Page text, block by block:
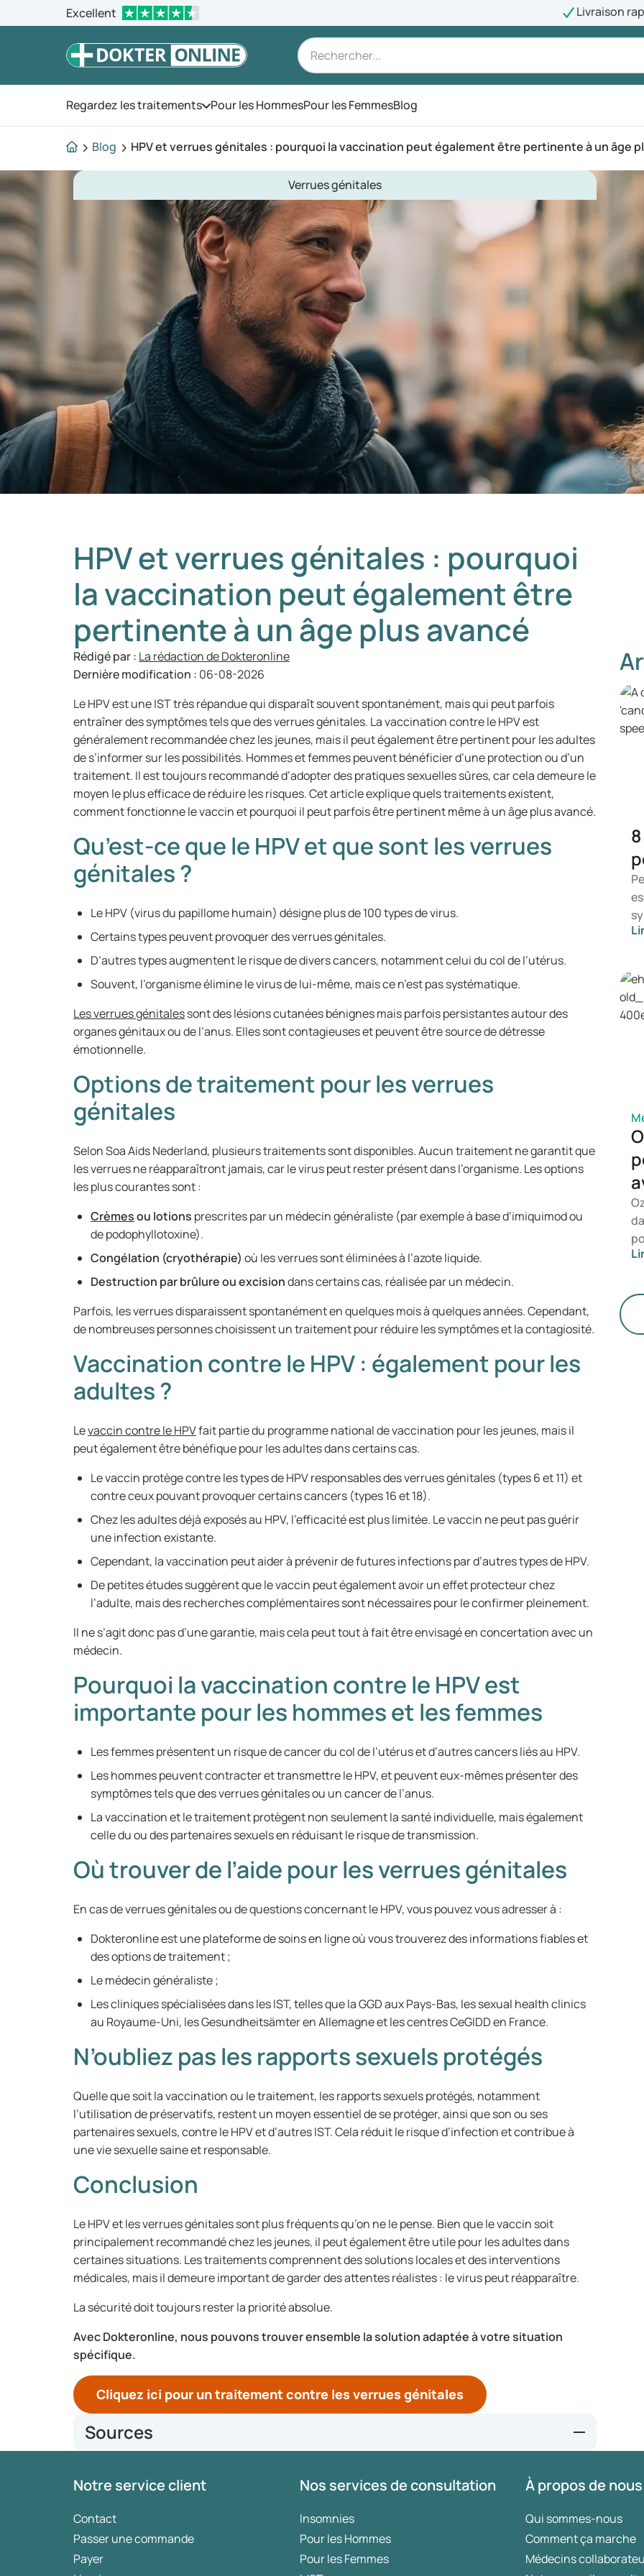
Excellent Livraison
Regardez les traitementsOuvrez le menu
Pour les HommesPour les FemmesBlog
Blog HPV et verrues génitales : pourquoi la vaccination peut également être pertinente à un âge
Verrues génitales
HPV et verrues génitales : pourquoi
la vaccination peut également être
pertinente à un âge plus avancé
Rédigé par : La rédaction de Dokteronline
Dernière modification : 06-08-2026
Le HPV est une IST très répandue qui disparaît souvent spontanément, mais qui peut parfois
entraîner des symptômes tels que des verrues génitales. La vaccination contre le HPV est
généralement recommandée chez les jeunes, mais il peut également être pertinent pour les adultes
de s’informer sur les possibilités. Hommes et femmes peuvent bénéficier d’une protection ou d’un
traitement. Il est toujours recommandé d’adopter des pratiques sexuelles sûres, car cela demeure le
moyen le plus efficace de réduire les risques. Cet article explique quels traitements existent,
comment fonctionne le vaccin et pourquoi il peut parfois être pertinent même à un âge plus avancé.
Qu’est-ce que le HPV et que sont les verrues
génitales ?
Le HPV (virus du papillome humain) désigne plus de 100 types de virus.
Certains types peuvent provoquer des verrues génitales.
D’autres types augmentent le risque de divers cancers, notamment celui du col de l’utérus.
Souvent, l’organisme élimine le virus de lui-même, mais ce n’est pas systématique.
Les verrues génitalessont des lésions cutanées bénignes mais parfois persistantes autour des
organes génitaux ou de l’anus. Elles sont contagieuses et peuvent être source de détresse
émotionnelle.
Options de traitement pour les verrues
génitales
Selon Soa Aids Nederland, plusieurs traitements sont disponibles. Aucun traitement ne garantit que
les verrues ne réapparaîtront jamais, car le virus peut rester présent dans l’organisme. Les options
les plus courantes sont :
Crèmesou lotions prescrites par un médecin généraliste (par exemple à base d’imiquimod ou
de podophyllotoxine).
Congélation (cryothérapie) où les verrues sont éliminées à l’azote liquide.
Destruction par brûlure ou excisiondans certains cas, réalisée par un médecin.
Parfois, les verrues disparaissent spontanément en quelques mois à quelques années. Cependant,
de nombreuses personnes choisissent un traitement pour réduire les symptômes et la contagiosité.
Vaccination contre le HPV : également pour les
adultes ?
Levaccin contre le HPVfait partie du programme national de vaccination pour les jeunes, mais il
peut également être bénéfique pour les adultes dans certains cas.
Le vaccin protège contre les types de HPV responsables des verrues génitales (types 6 et 11) et
contre ceux pouvant provoquer certains cancers (types 16 et 18).
Chez les adultes déjà exposés au HPV, l’efficacité est plus limitée. Le vaccin ne peut pas guérir
une infection existante.
Cependant, la vaccination peut aider à prévenir de futures infections par d’autres types de HPV.
De petites études suggèrent que le vaccin peut également avoir un effet protecteur chez
l’adulte, mais des recherches complémentaires sont nécessaires pour le confirmer pleinement.
Il ne s’agit donc pas d’une garantie, mais cela peut tout à fait être envisagé en concertation avec un
médecin.
Pourquoi la vaccination contre le HPV est
importante pour les hommes et les femmes
Les femmes présentent un risque de cancer du col de l’utérus et d’autres cancers liés au HPV.
Les hommes peuvent contracter et transmettre le HPV, et peuvent eux-mêmes présenter des
symptômes tels que des verrues génitales ou un cancer de l’anus.
La vaccination et le traitement protègent non seulement la santé individuelle, mais également
celle du ou des partenaires sexuels en réduisant le risque de transmission.
Où trouver de l’aide pour les verrues génitales
En cas de verrues génitales ou de questions concernant le HPV, vous pouvez vous adresser à :
Dokteronline est une plateforme de soins en ligne où vous trouverez des informations fiables et
des options de traitement ;
Le médecin généraliste ;
Les cliniques spécialisées dans les IST, telles que la GGD aux Pays-Bas, les sexual health clinics
au Royaume-Uni, les Gesundheitsämter en Allemagne et les centres CeGIDD en France.
N’oubliez pas les rapports sexuels protégés
Quelle que soit la vaccination ou le traitement, les rapports sexuels protégés, notamment
l’utilisation de préservatifs, restent un moyen essentiel de se protéger, ainsi que son ou ses
partenaires sexuels, contre le HPV et d’autres IST. Cela réduit le risque d’infection et contribue à
une vie sexuelle saine et responsable.
Conclusion
Le HPV et les verrues génitales sont plus fréquents qu’on ne le pense. Bien que le vaccin soit
principalement recommandé chez les jeunes, il peut également être utile pour les adultes dans
certaines situations. Les traitements comprennent des solutions locales et des interventions
médicales, mais il demeure important de garder des attentes réalistes : le virus peut réapparaître.
La sécurité doit toujours rester la priorité absolue.
Avec Dokteronline, nous pouvons trouver ensemble la solution adaptée à votre situation
spécifique.
Cliquez ici pour un traitement contre les verrues génitales
Sources
https://www.soaaids.nl/nl/professionals/actueel/nieuwsbericht/zet-hpv-vaccin-ook-in-tegen-genitale-
https://www.soaaids.nl/nl/alle-soas/hpv/hpv-wat-weet-je-over-deze-soa
le
Notre service client
Contact
Passer une commande
Payer
Nos services de consultation
Insomnies
Pour les Hommes
Pour les Femmes
À propos de nous
Qui sommes-nous
Comment ça marche
Médecins